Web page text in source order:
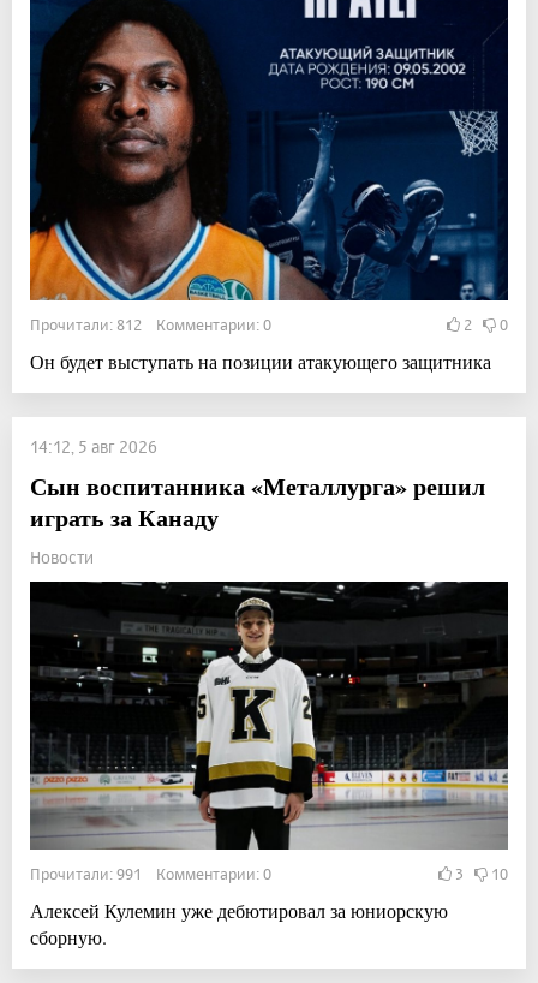
Прочитали: 812 Комментарии: 0 2 0
Он будет выступать на позиции атакующего защитника
14:12, 5 авг 2026
Сын воспитанника «Металлурга» решил
играть за Канаду
Новости
Прочитали: 991 Комментарии: 0 3 10
Алексей Кулемин уже дебютировал за юниорскую
сборную.